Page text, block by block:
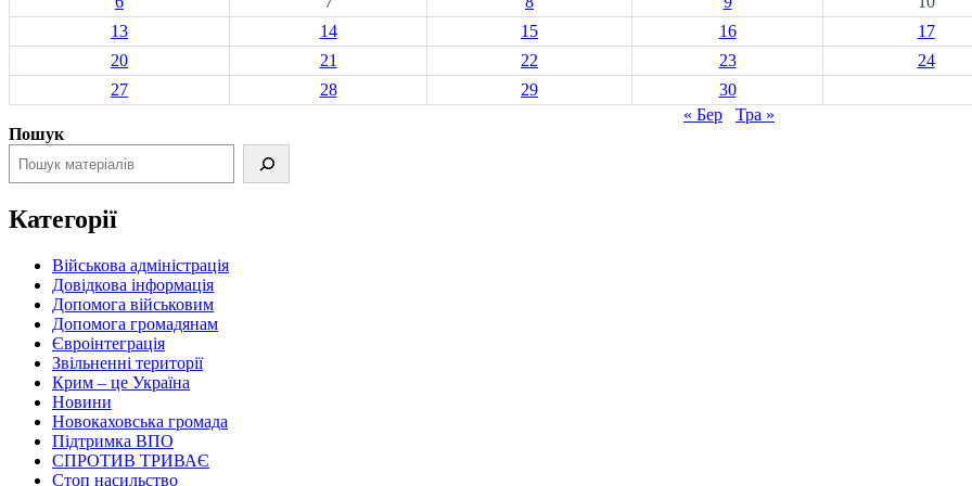
13
14 15 16 17
20
21 22 23 24
27
28 29
30
« Бер
Тра »
Пошук
Категорії
Військова адміністрація
Довідкова інформація
Допомога військовим
Допомога громадянам
Євроінтеграція
Звільненні території
Крим – це Україна
Новини
Новокаховська громада
Підтримка ВПО
СПРОТИВ ТРИВАЄ
Стоп насильство